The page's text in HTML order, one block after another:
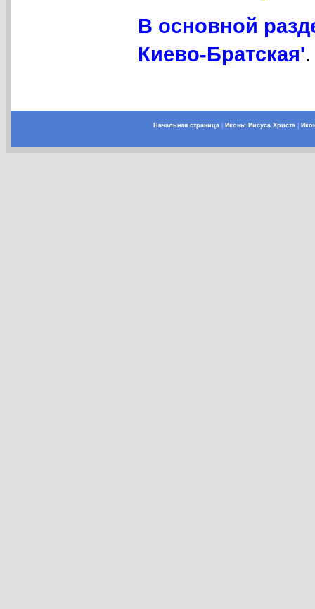
В основной
Киево-Братская'.
Начальная страница| Иконы Иисуса Христа|